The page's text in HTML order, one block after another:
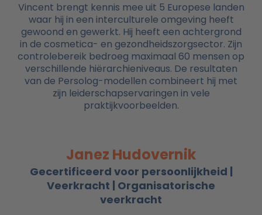
Vincent brengt kennis mee uit 5 Europese landen
waar hij in een interculturele omgeving heeft
gewoond en gewerkt. Hij heeft een achtergrond
in de cosmetica- en gezondheidszorgsector. Zijn
controlebereik bedroeg maximaal 60 mensen op
verschillende hiërarchieniveaus. De resultaten
van de Persolog-modellen combineert hij met
zijn leiderschapservaringen in vele
praktijkvoorbeelden.
Janez Hudovernik
Gecertificeerd voor persoonlijkheid |
Veerkracht | Organisatorische
veerkracht